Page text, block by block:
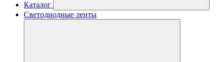
Каталог
Светодиодные ленты